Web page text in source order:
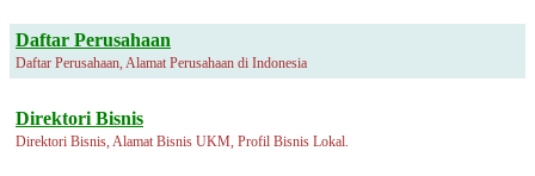
Daftar Perusahaan
Daftar Perusahaan, Alamat Perusahaan di Indonesia
Direktori Bisnis
Direktori Bisnis, Alamat Bisnis UKM, Profil Bisnis Lokal.